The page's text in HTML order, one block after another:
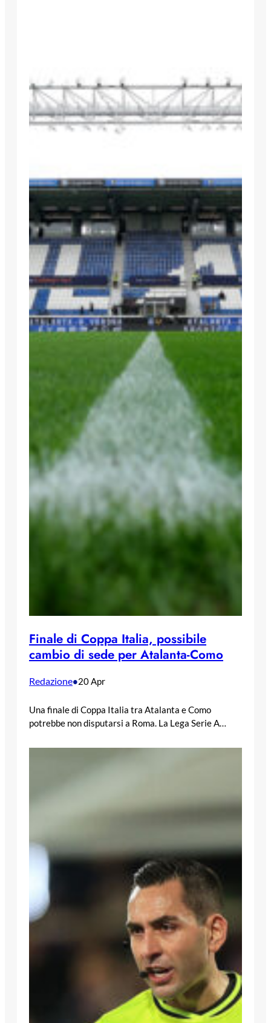
Finale di Coppa Italia, possibile
cambio di sede per Atalanta-Como
Redazione•20 Apr
Una finale di Coppa Italia tra Atalanta e Como
potrebbe non disputarsi a Roma. La Lega Serie A…